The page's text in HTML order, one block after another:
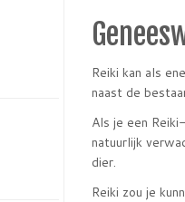
Reiki kan als
naast de
Als je een
natuurlijk
dier.
Reiki zou je